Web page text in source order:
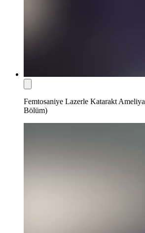
Femtosaniye Lazerle Katarakt
Bölüm)